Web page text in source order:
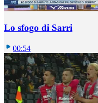
Lo sfogo di Sarri
00:54